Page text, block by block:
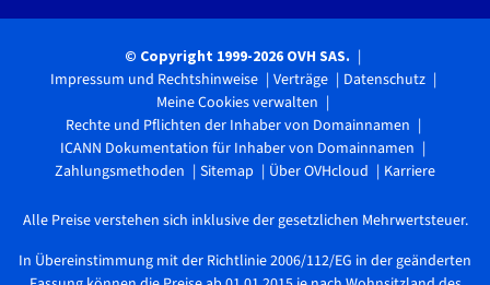
© Copyright 1999-2026 OVH SAS.
Impressum und Rechtshinweise Verträge
Datenschutz
Meine Cookies verwalten
Rechte und Pflichten der Inhaber von Domainnamen
ICANN Dokumentation für Inhaber von Domainnamen
Zahlungsmethoden
Sitemap Über OVHcloud Karriere
Alle Preise verstehen sich inklusive der gesetzlichen Mehrwertsteuer.
In Übereinstimmung mit der Richtlinie 2006/112/EG in der geänderten